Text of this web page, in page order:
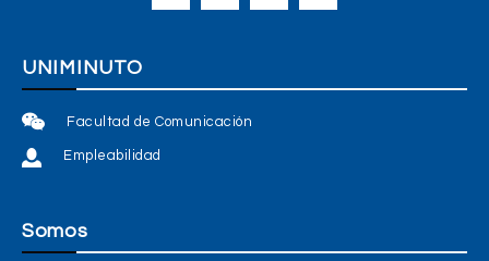
UNIMINUTO
Facultad de Comunicación
Empleabilidad
Somos